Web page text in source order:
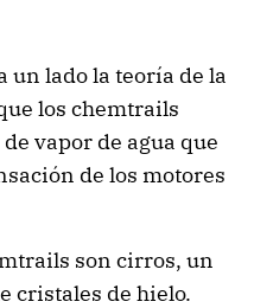
un lado la teoría de la
los chemtrails
vapor de agua que
de los motores
son cirros, un
cristales de hielo.